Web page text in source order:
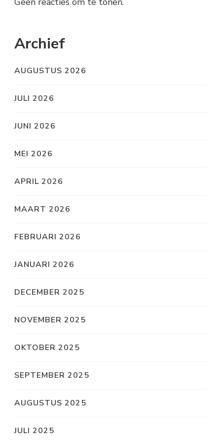
Archief
AUGUSTUS 2026
JULI 2026
JUNI 2026
MEI 2026
APRIL 2026
MAART 2026
FEBRUARI 2026
JANUARI 2026
DECEMBER 2025
NOVEMBER 2025
OKTOBER 2025
SEPTEMBER 2025
AUGUSTUS 2025
JULI 2025